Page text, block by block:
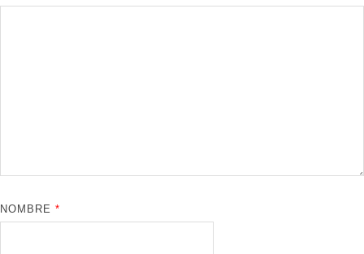
NOMBRE*